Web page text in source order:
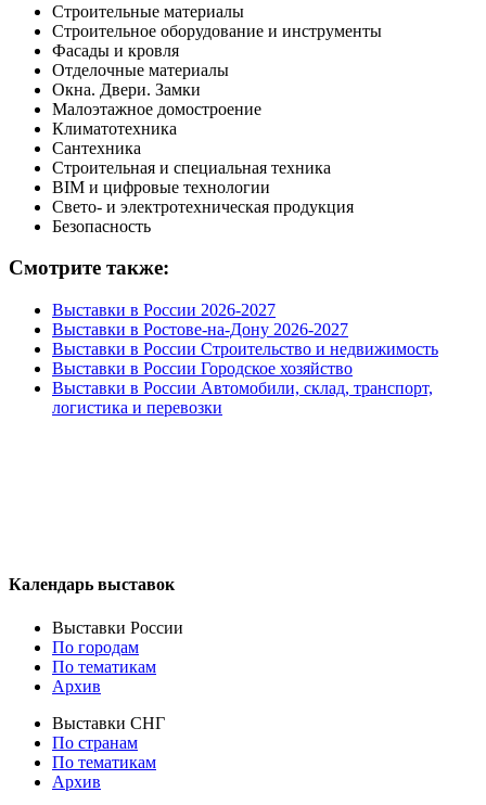
Строительные материалы
Строительное оборудование и инструменты
Фасады и кровля
Отделочные материалы
Окна. Двери. Замки
Малоэтажное домостроение
Климатотехника
Сантехника
Строительная и специальная техника
BIM и цифровые технологии
Свето- и электротехническая продукция
Безопасность
Смотрите также:
Выставки в России 2026-2027
Выставки в Ростове-на-Дону 2026-2027
Выставки в России Строительство и недвижимость
Выставки в России Городское хозяйство
Выставки в России Автомобили, склад, транспорт,
логистика и перевозки
Календарь выставок
Выставки России
По городам
По тематикам
Архив
Выставки СНГ
По странам
По тематикам
Архив